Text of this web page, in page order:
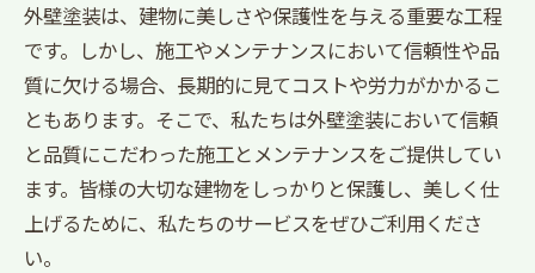
外壁塗装は、建物に美しさや保護性を与える重要な工程
です。しかし、施工やメンテナンスにおいて信頼性や品
質に欠ける場合、長期的に見てコストや労力がかかるこ
ともあります。そこで、私たちは外壁塗装において信頼
と品質にこだわった施工とメンテナンスをご提供してい
ます。皆様の大切な建物をしっかりと保護し、美しく仕
上げるために、私たちのサービスをぜひご利用くださ
い。